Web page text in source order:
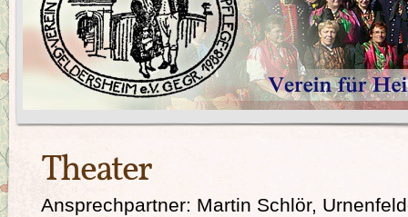
Theater
Ansprechpartner: Martin Schlör,